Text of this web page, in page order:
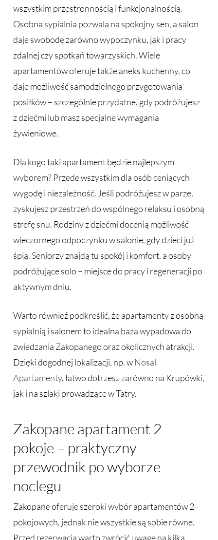
wszystkim przestronnością i funkcjonalnością.
Osobna sypialnia pozwala na spokojny sen, a salon
daje swobodę zarówno wypoczynku, jak i pracy
zdalnej czy spotkań towarzyskich. Wiele
apartamentów oferuje także aneks kuchenny, co
daje możliwość samodzielnego przygotowania
posiłków – szczególnie przydatne, gdy podróżujesz
z dziećmi lub masz specjalne wymagania
żywieniowe.
Dla kogo taki apartament będzie najlepszym
wyborem? Przede wszystkim dla osób ceniących
wygodę i niezależność. Jeśli podróżujesz w parze,
zyskujesz przestrzeń do wspólnego relaksu i osobną
strefę snu. Rodziny z dziećmi docenią możliwość
wieczornego odpoczynku w salonie, gdy dzieci już
śpią. Seniorzy znajdą tu spokój i komfort, a osoby
podróżujące solo – miejsce do pracy i regeneracji po
aktywnym dniu.
Warto również podkreślić, że apartamenty z osobną
sypialnią i salonem to idealna baza wypadowa do
zwiedzania Zakopanego oraz okolicznych atrakcji.
Dzięki dogodnej lokalizacji, np. w Nosal
Apartamenty, łatwo dotrzesz zarówno na Krupówki,
jak i na szlaki prowadzące w Tatry.
Zakopane apartament 2
pokoje – praktyczny
przewodnik po wyborze
noclegu
Zakopane oferuje szeroki wybór apartamentów 2-
pokojowych, jednak nie wszystkie są sobie równe.
Przed rezerwacją warto zwrócić uwagę na kilka